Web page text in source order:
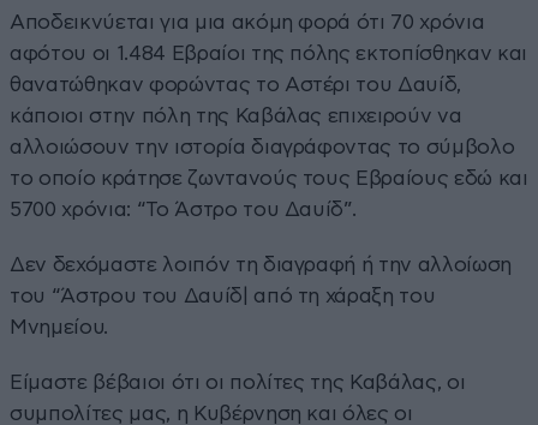
Αποδεικνύεται για μια ακόμη φορά ότι 70 χρόνια
αφότου οι 1.484 Εβραίοι της πόλης εκτοπίσθηκαν και
θανατώθηκαν φορώντας το Αστέρι του Δαυίδ,
κάποιοι στην πόλη της Καβάλας επιχειρούν να
αλλοιώσουν την ιστορία διαγράφοντας το σύμβολο
το οποίο κράτησε ζωντανούς τους Εβραίους εδώ και
5700 χρόνια: “Το Άστρο του Δαυίδ”.
Δεν δεχόμαστε λοιπόν τη διαγραφή ή την αλλοίωση
του “Άστρου του Δαυίδ| από τη χάραξη του
Μνημείου.
Είμαστε βέβαιοι ότι οι πολίτες της Καβάλας, οι
συμπολίτες μας, η Κυβέρνηση και όλες οι